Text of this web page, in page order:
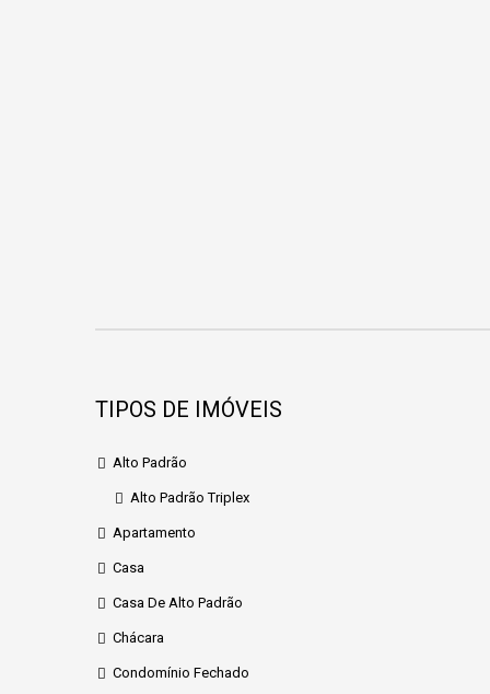
TIPOS DE IMÓVEIS
Alto Padrão
Alto Padrão Triplex
Apartamento
Casa
Casa De Alto Padrão
Chácara
Condomínio Fechado